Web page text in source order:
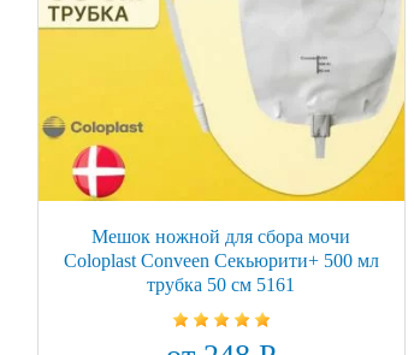
Мешок ножной для сбора мочи
Coloplast Conveen Секьюрити+ 500 мл
трубка 50 см 5161